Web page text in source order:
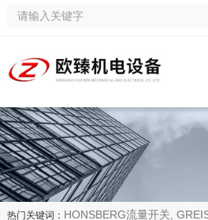
热门关键词： HONSBERG流量开关,